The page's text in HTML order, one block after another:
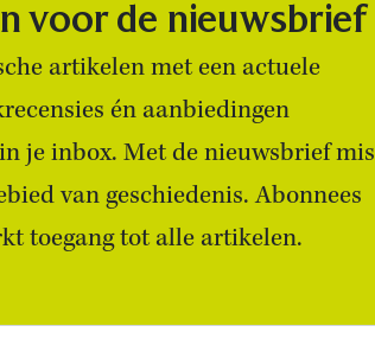
voor de nieuwsbrief
artikelen met een actuele
én aanbiedingen
je inbox. Met de nieuwsbrief mis
van geschiedenis. Abonnees
toegang tot alle artikelen.